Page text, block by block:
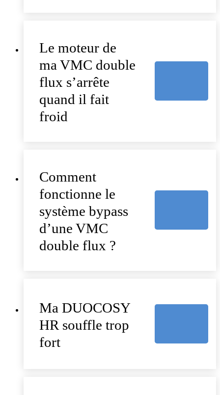
Le moteur de
ma VMC double
flux s’arrête
quand il fait
froid
Comment
fonctionne le
système bypass
d’une VMC
double flux ?
Ma DUOCOSY
HR souffle trop
fort